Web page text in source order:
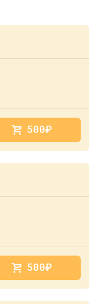
500руб.
500руб.